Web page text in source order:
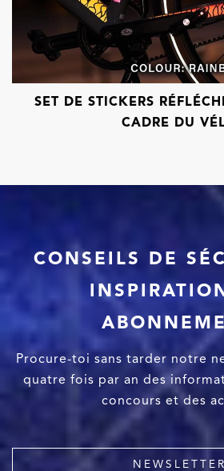
SET DE STICKERS
CADRE DU
CONSEILS DE
Procure-toi sans tarder notre
quatre fois par an des
concours et des
NEWSLETTER